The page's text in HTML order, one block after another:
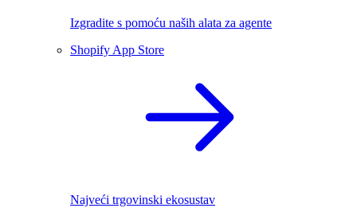
Izgradite s pomoću naših alata za agente
Shopify App Store
Najveći trgovinski ekosustav